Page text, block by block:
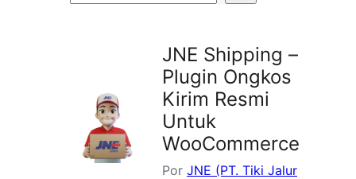
JNE Shipping –
Plugin Ongkos
Kirim Resmi
Untuk
WooCommerce
Por JNE (PT. Tiki Jalur